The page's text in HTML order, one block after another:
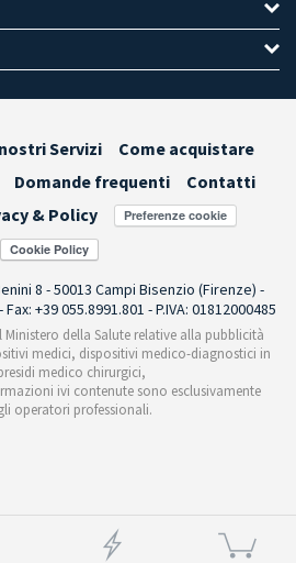
Servizi
Come acquistare
Domande frequenti
Contatti
& Policy Preferenze cookie
8 - 50013 Campi Bisenzio (Firenze) -
Fax: +39 055.8991.801 - P.IVA: 01812000485
Ministero della Salute relative alla pubblicità
medici, dispositivi medico-diagnostici in
medico chirurgici,
ivi contenute sono esclusivamente
operatori professionali.